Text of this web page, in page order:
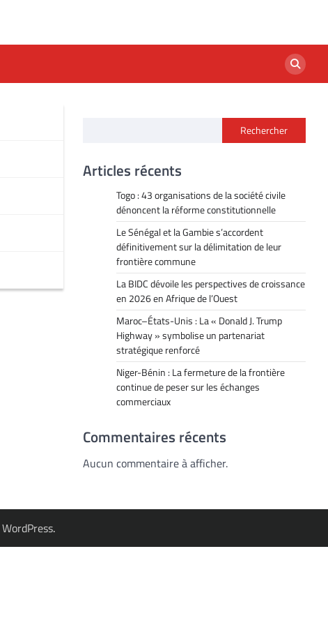
Rechercher
Articles récents
Togo : 43 organisations de la société civile
dénoncent la réforme constitutionnelle
Le Sénégal et la Gambie s’accordent
définitivement sur la délimitation de leur
frontière commune
La BIDC dévoile les perspectives de croissance
en 2026 en Afrique de l’Ouest
Maroc–États-Unis : La « Donald J. Trump
Highway » symbolise un partenariat
stratégique renforcé
Niger-Bénin : La fermeture de la frontière
continue de peser sur les échanges
commerciaux
Commentaires récents
Aucun commentaire à afficher.
WordPress.